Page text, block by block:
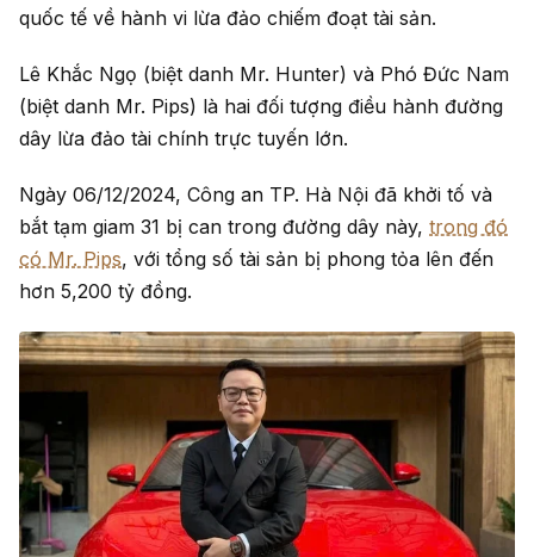
quốc tế về hành vi lừa đảo chiếm đoạt tài sản.
Lê Khắc Ngọ (biệt danh Mr. Hunter) và Phó Đức Nam
(biệt danh Mr. Pips) là hai đối tượng điều hành đường
dây lừa đảo tài chính trực tuyến lớn.
Ngày 06/12/2024, Công an TP. Hà Nội đã khởi tố và
bắt tạm giam 31 bị can trong đường dây này, trong đó
có Mr. Pips, với tổng số tài sản bị phong tỏa lên đến
hơn 5,200 tỷ đồng.